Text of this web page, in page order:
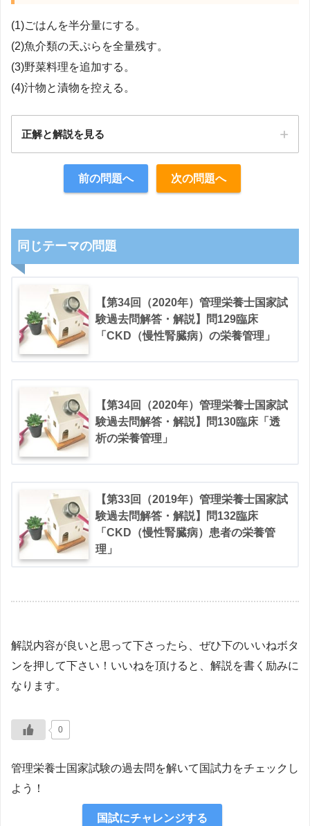
(1)ごはんを半分量にする。
(2)魚介類の天ぷらを全量残す。
(3)野菜料理を追加する。
(4)汁物と漬物を控える。
正解と解説を見る
前の問題へ 次の問題へ
同じテーマの問題
【第34回（2020年）管理栄養士国家試
験過去問解答・解説】問129臨床
「CKD（慢性腎臓病）の栄養管理」
【第34回（2020年）管理栄養士国家試
験過去問解答・解説】問130臨床「透
析の栄養管理」
【第33回（2019年）管理栄養士国家試
験過去問解答・解説】問132臨床
「CKD（慢性腎臓病）患者の栄養管
理」
解説内容が良いと思って下さったら、ぜひ下のいいねボタ
ンを押して下さい！いいねを頂けると、解説を書く励みに
なります。
0
管理栄養士国家試験の過去問を解いて国試力をチェックし
よう！
国試にチャレンジする